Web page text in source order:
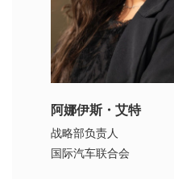
阿娜伊斯・艾特
战略部负责人
国际汽车联合会